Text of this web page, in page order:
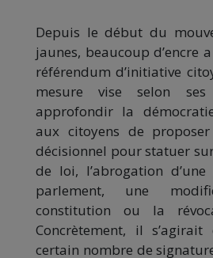
Depuis le début du
jaunes, beaucoup d’encre
référendum d’initiative
mesure vise selon
approfondir la
aux citoyens de
décisionnel pour statuer
de loi, l’abrogation
parlement, une
constitution ou la
Concrètement, il
certain nombre de